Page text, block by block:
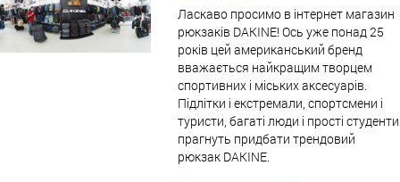
Ласкаво просимо в інтернет магазин
рюкзаків DAKINE! Ось уже понад 25
років цей американський бренд
вважається найкращим творцем
спортивних і міських аксесуарів.
Підлітки і екстремали, спортсмени і
туристи, багаті люди і прості студенти
прагнуть придбати трендовий
рюкзак DAKINE.